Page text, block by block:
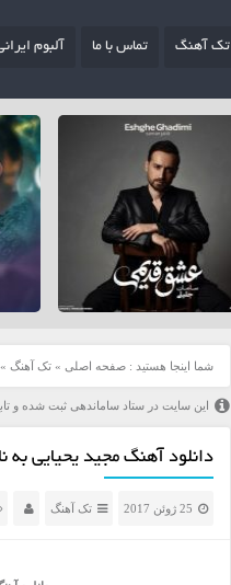
تک آهنگ تماس با ما آلبوم
شما اینجا هستید : صفحه اصلی » تک آهنگ »
این سایت در ستاد ساماندهی ثبت شده و
دانلود آهنگ مجید یحیایی به
25 ژوئن 2017 تک آهنگ